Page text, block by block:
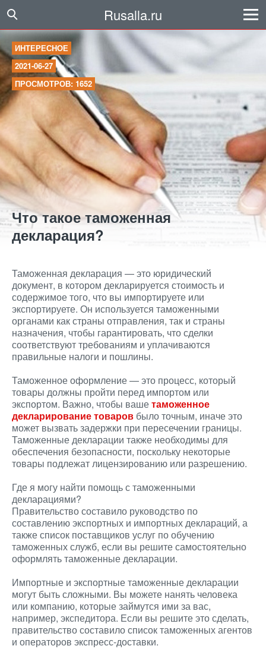
Rusalla.ru
ИНТЕРЕСНОЕ
2021-06-27
ПРОСМОТРОВ: 1652
Что такое таможенная
декларация?
Таможенная декларация — это юридический
документ, в котором декларируется стоимость и
содержимое того, что вы импортируете или
экспортируете. Он используется таможенными
органами как страны отправления, так и страны
назначения, чтобы гарантировать, что сделки
соответствуют требованиям и уплачиваются
правильные налоги и пошлины.
Таможенное оформление — это процесс, который
товары должны пройти перед импортом или
экспортом. Важно, чтобы вашетаможенное
декларирование товаров было точным, иначе это
может вызвать задержки при пересечении границы.
Таможенные декларации также необходимы для
обеспечения безопасности, поскольку некоторые
товары подлежат лицензированию или разрешению.
Где я могу найти помощь с таможенными
декларациями?
Правительство составило руководство по
составлению экспортных и импортных деклараций, а
также список поставщиков услуг по обучению
таможенных служб, если вы решите самостоятельно
оформлять таможенные декларации.
Импортные и экспортные таможенные декларации
могут быть сложными. Вы можете нанять человека
или компанию, которые займутся ими за вас,
например, экспедитора. Если вы решите это сделать,
правительство составило список таможенных агентов
и операторов экспресс-доставки.